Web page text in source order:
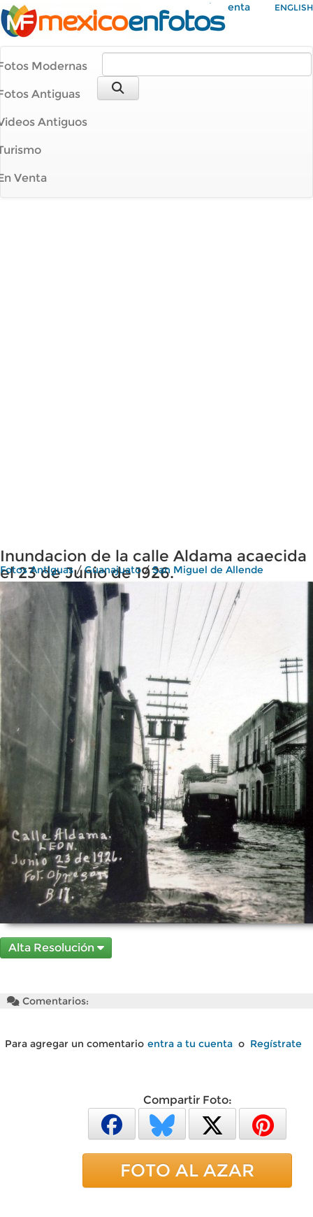
Mi Cuenta ENGLISH
Modernas
Antiguas
Antiguos
Venta
Inundacion de la calle Aldama acaecida
el 23 de Junio de 1926.
Fotos Antiguas/Guanajuato/San Miguel de Allende
Alta Resolución
Comentarios:
Para agregar un comentario entra a tu cuenta o Regístrate
Compartir Foto:
FOTO AL AZAR